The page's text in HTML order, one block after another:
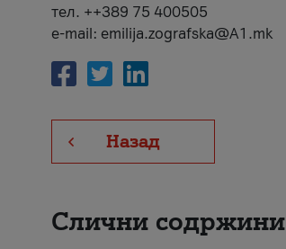
тел. ++389 75 400505
e-mail: emilija.zografska@A1.mk
Назад
Слични содржини